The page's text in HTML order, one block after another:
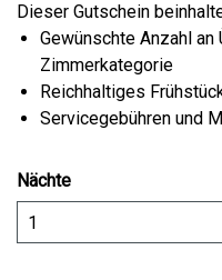
Dieser Gutschein
Gewünschte Anzahl
Zimmerkategorie
Reichhaltiges
Servicegebühren und
Nächte